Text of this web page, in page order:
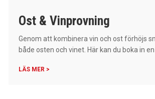
Ost & Vinprovning
Genom att kombinera vin och ost förhöjs
både osten och vinet. Här kan du boka in en
LÄS MER >